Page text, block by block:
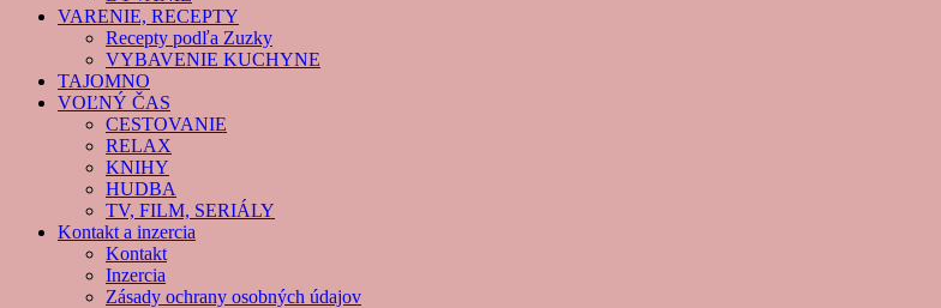
VARENIE, RECEPTY
Recepty podľa Zuzky
VYBAVENIE KUCHYNE
TAJOMNO
VOĽNÝ ČAS
CESTOVANIE
RELAX
KNIHY
HUDBA
TV, FILM, SERIÁLY
Kontakt a inzercia
Kontakt
Inzercia
Zásady ochrany osobných údajov